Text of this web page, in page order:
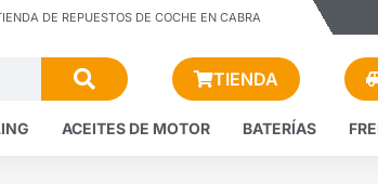
DE REPUESTOS DE COCHE EN CABRA
TIENDA
ACEITES DE MOTOR BATERÍAS